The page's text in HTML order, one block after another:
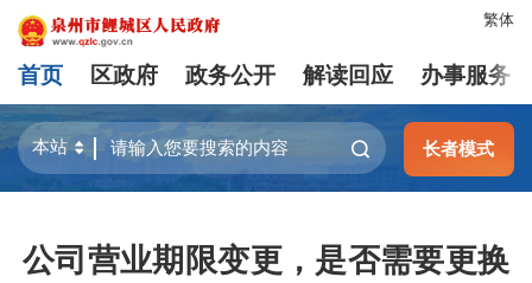
繁体
首页 区政府 政务公开 解读回应 办事服务
长者模式
公司营业期限变更，是否需要更换